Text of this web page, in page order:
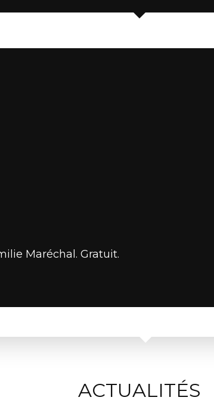
Maréchal. Gratuit.
ACTUALITÉS